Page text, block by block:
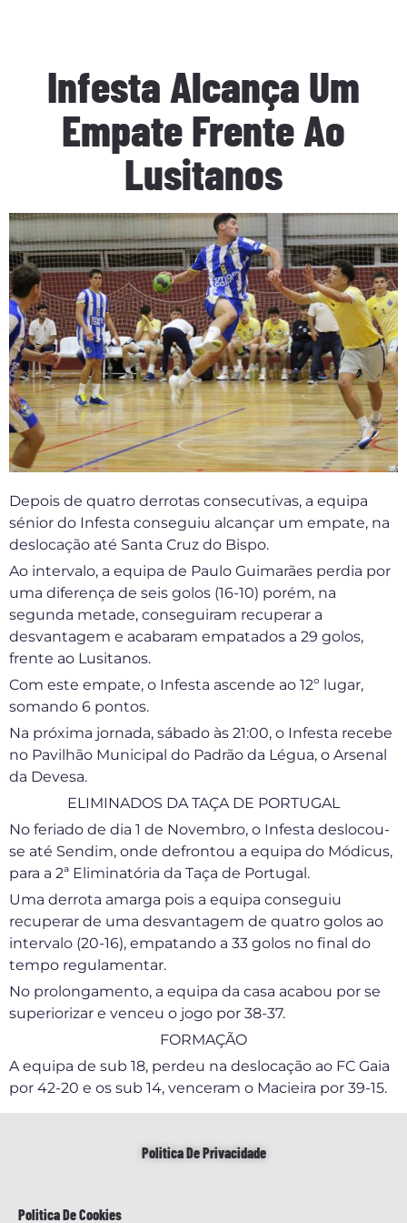
Infesta Alcança Um
Empate Frente Ao
Lusitanos
Depois de quatro derrotas consecutivas, a equipa
sénior do Infesta conseguiu alcançar um empate, na
deslocação até Santa Cruz do Bispo.
Ao intervalo, a equipa de Paulo Guimarães perdia por
uma diferença de seis golos (16-10) porém, na
segunda metade, conseguiram recuperar a
desvantagem e acabaram empatados a 29 golos,
frente ao Lusitanos.
Com este empate, o Infesta ascende ao 12º lugar,
somando 6 pontos.
Na próxima jornada, sábado às 21:00, o Infesta recebe
no Pavilhão Municipal do Padrão da Légua, o Arsenal
da Devesa.
ELIMINADOS DA TAÇA DE PORTUGAL
No feriado de dia 1 de Novembro, o Infesta deslocou-
se até Sendim, onde defrontou a equipa do Módicus,
para a 2ª Eliminatória da Taça de Portugal.
Uma derrota amarga pois a equipa conseguiu
recuperar de uma desvantagem de quatro golos ao
intervalo (20-16), empatando a 33 golos no final do
tempo regulamentar.
No prolongamento, a equipa da casa acabou por se
superiorizar e venceu o jogo por 38-37.
FORMAÇÃO
A equipa de sub 18, perdeu na deslocação ao FC Gaia
por 42-20 e os sub 14, venceram o Macieira por 39-15.
Politica De Privacidade
Politica De Cookies